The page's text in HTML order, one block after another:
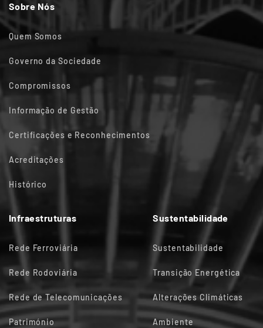
Sobre Nós
Quem Somos
Governo da Sociedade
Compromissos
Informação de Gestão
Certificações e Reconhecimentos
Acreditações
Histórico
Infraestruturas
Rede Ferroviária
Rede Rodoviária
Rede de Telecomunicações
Património
Sustentabilidade
Sustentabilidade
Transição Energética
Alterações Climáticas
Ambiente